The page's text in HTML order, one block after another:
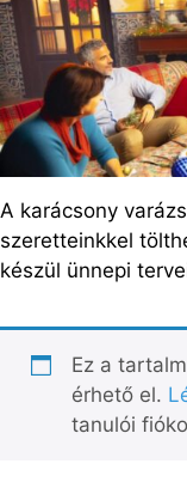
A karácsony
szeretteinkkel
készül ünnepi
Ez a
érhető el.
tanulói